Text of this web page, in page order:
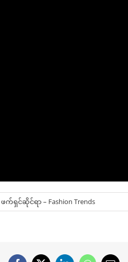
ဖက်ရှင်ဆိုင်ရာ – Fashion Trends